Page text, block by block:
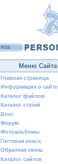
RSS
Меню Сайта
Главная страница
Информация о сайте
Каталог файлов
Каталог статей
Блог
Форум
Фотоальбомы
Гостевая книга
Обратная связь
Каталог сайтов